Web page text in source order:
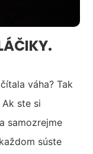
váha? Tak
ste si
samozrejme
súste